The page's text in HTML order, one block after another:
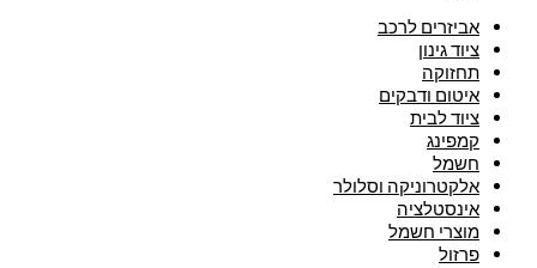
אביזרים לרכב
ציוד גינון
תחזוקה
איטום ודבקים
ציוד לבית
קמפינג
חשמל
אלקטרוניקה וסלולר
אינסטלציה
מוצרי חשמל
פרזול